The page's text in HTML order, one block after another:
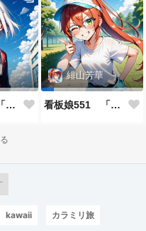
看板娘552 「銀由衣」
緋山芳華
看板娘551 「緋山芳華のよもやま話」
kawaii カラミリ旅